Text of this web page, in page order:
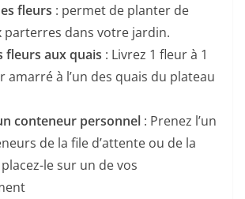
fleurs : permet de planter de
parterres dans votre jardin.
fleurs aux quais : Livrez 1 fleur à 1
amarré à l’un des quais du plateau
conteneur personnel : Prenez l’un
de la file d’attente ou de la
le sur un de vos